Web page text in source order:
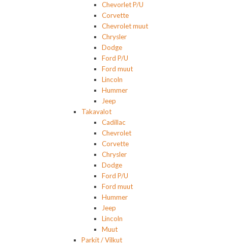
Chevorlet P/U
Corvette
Chevrolet muut
Chrysler
Dodge
Ford P/U
Ford muut
Lincoln
Hummer
Jeep
Takavalot
Cadillac
Chevrolet
Corvette
Chrysler
Dodge
Ford P/U
Ford muut
Hummer
Jeep
Lincoln
Muut
Parkit / Vilkut